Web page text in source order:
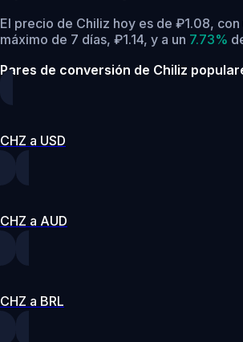
El precio de Chiliz hoy es de ₽1.08,
máximo de 7 días, ₽1.14, y a un 7.73%
Pares de conversión de Chiliz
CHZ a USD
CHZ a AUD
CHZ a BRL